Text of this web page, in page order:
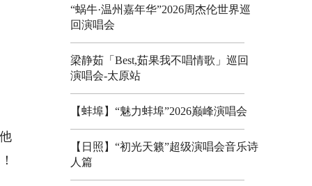
“蜗牛·温州嘉年华”2026周杰伦世界巡
回演唱会
梁静茹「Best,茹果我不唱情歌」巡回
演唱会-太原站
【蚌埠】“魅力蚌埠”2026巅峰演唱会
【日照】“初光天籁”超级演唱会音乐诗
人篇